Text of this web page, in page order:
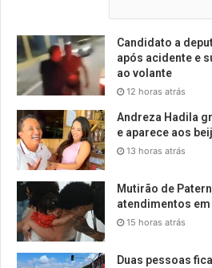
Candidato a
após acidente e
ao volante
12 horas atrás
Andreza Hadila
e aparece aos
13 horas atrás
Mutirão de
atendimentos em
15 horas atrás
Duas pessoas